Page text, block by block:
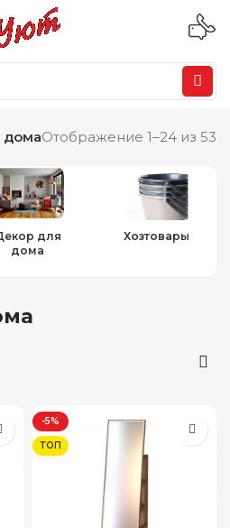
домаОтображение 1–24 из 53
для
дома
Хозтовары
-5%
ТОП